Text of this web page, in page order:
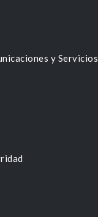
y Servicios